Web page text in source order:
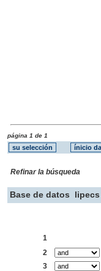
página 1 de 1
Refinar la búsqueda
Base de datos
1
2
3